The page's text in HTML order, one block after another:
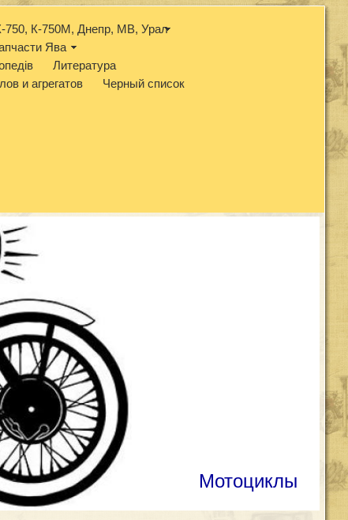
750, К-750М, Днепр, МВ, Урал
Ява
Литература
и агрегатов
Черный список
Мотоциклы